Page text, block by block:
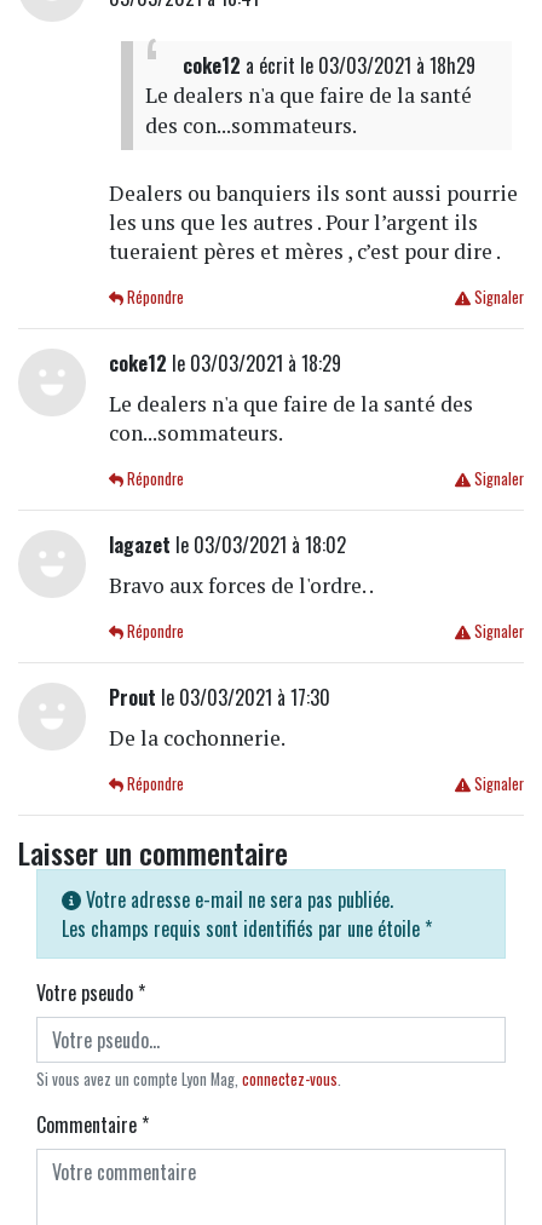
coke12 a écrit le 03/03/2021 à 18h29
Le dealers n'a que faire de la santé
des con...sommateurs.
Dealers ou banquiers ils sont aussi pourrie
les uns que les autres . Pour l’argent ils
tueraient pères et mères , c’est pour dire .
Signaler
Répondre
coke12 le 03/03/2021 à 18:29
Le dealers n'a que faire de la santé des
con...sommateurs.
Signaler
Répondre
lagazet le 03/03/2021 à 18:02
Bravo aux forces de l'ordre. .
Signaler
Répondre
Prout le 03/03/2021 à 17:30
De la cochonnerie.
Signaler
Répondre
Laisser un commentaire
Votre adresse e-mail ne sera pas publiée.
Les champs requis sont identifiés par une étoile *
Votre pseudo*
Si vous avez un compte Lyon Mag, connectez-vous.
Commentaire*